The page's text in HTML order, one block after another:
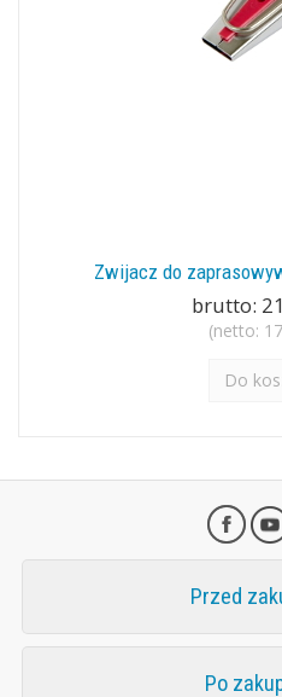
Zwijacz do
brutto:
(netto:
Do
Przed
Po